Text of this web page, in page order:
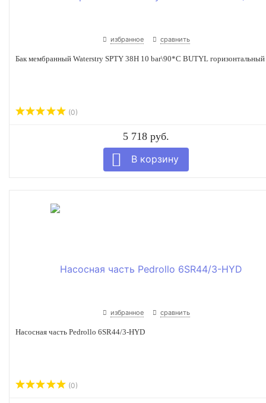
избранное сравнить
Бак мембранный Waterstry SPTY 38H 10 bar\90*C BUTYL горизонтальный
(0)
5 718 руб.
избранное сравнить
Насосная часть Pedrollo 6SR44/3-HYD
(0)